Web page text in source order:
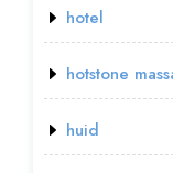
hotel
hotstone
huid